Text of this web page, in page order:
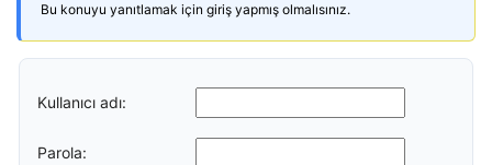
Bu konuyu yanıtlamak için giriş yapmış olmalısınız.
Kullanıcı adı:
Parola: